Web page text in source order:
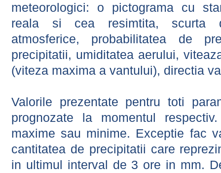
meteorologici: o pictograma cu
reala si cea resimtita, scurta
atmosferice, probabilitatea de
precipitatii, umiditatea aerului,
(viteza maxima a vantului), directia
Valorile prezentate pentru toti
prognozate la momentul
maxime sau minime. Exceptie fac
cantitatea de precipitatii care
in ultimul interval de 3 ore in mm.